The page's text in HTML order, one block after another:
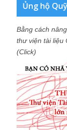
Ủng hộ
Bằng cách
thư viện tài liệu
(Click)